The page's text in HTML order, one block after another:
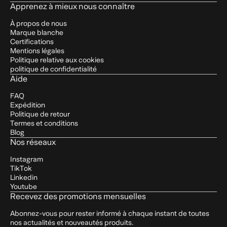
Apprenez à mieux nous connaître
À propos de nous
Marque blanche
Certifications
Mentions légales
Politique relative aux cookies
politique de confidentialité
Aide
FAQ
Expédition
Politique de retour
Termes et conditions
Blog
Nos réseaux
Instagram
TikTok
Linkedin
Youtube
Recevez des promotions mensuelles
Abonnez-vous pour rester informé à chaque instant de toutes
nos actualités et nouveautés produits.